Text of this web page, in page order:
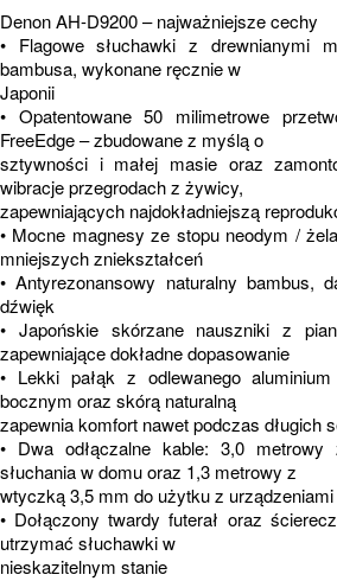
Denon AH-D9200 – najważniejsze cechy
• Flagowe słuchawki z drewnianymi
bambusa, wykonane ręcznie w
Japonii
• Opatentowane 50 milimetrowe
FreeEdge – zbudowane z myślą o
sztywności i małej masie oraz
wibracje przegrodach z żywicy,
zapewniających najdokładniejszą
• Mocne magnesy ze stopu neodym /
mniejszych zniekształceń
• Antyrezonansowy naturalny bambus,
dźwięk
• Japońskie skórzane nauszniki z
zapewniające dokładne dopasowanie
• Lekki pałąk z odlewanego
bocznym oraz skórą naturalną
zapewnia komfort nawet podczas długich
• Dwa odłączalne kable: 3,0
słuchania w domu oraz 1,3 metrowy z
wtyczką 3,5 mm do użytku z
• Dołączony twardy futerał oraz
utrzymać słuchawki w
nieskazitelnym stanie